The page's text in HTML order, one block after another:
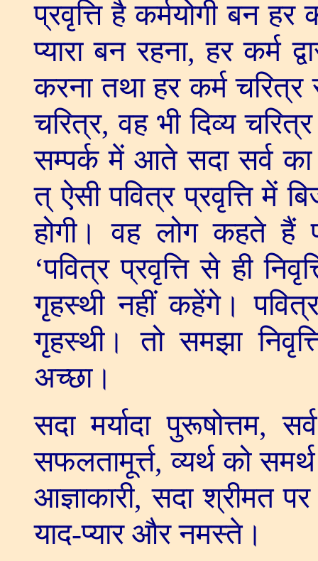
प्रवृत्ति है कर्मयोगी बन हर
प्यारा बन रहना,हर कर्म
करना तथा हर कर्म
चरित्र,वह भी दिव्य
सम्पर्क में आते सदा सर्व का
त् ऐसी पवित्र प्रवृत्ति में
होगी। वह लोग कहते हैं
‘पवित्र प्रवृत्ति से ही
गृहस्थी नहीं कहेंगे।
गृहस्थी। तो समझा
अच्छा।
सदा मर्यादा पुरूषोत्तम,
सफलतामूर्त्त,व्यर्थ को
आज्ञाकारी,सदा श्रीमत
याद-प्यार और नमस्ते।